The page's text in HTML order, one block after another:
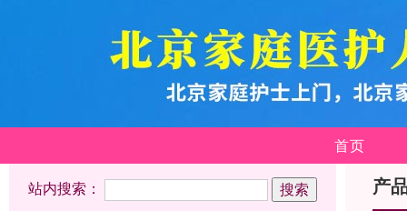
首页
站内搜索： 产